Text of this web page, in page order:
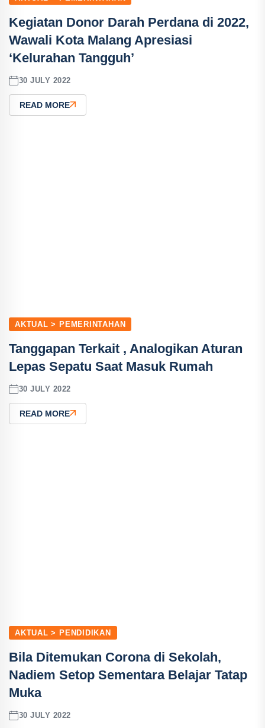
Kegiatan Donor Darah Perdana di 2022,
Wawali Kota Malang Apresiasi
‘Kelurahan Tangguh’
30 JULY 2022
READ MORE
AKTUAL > PEMERINTAHAN
Tanggapan Terkait , Analogikan Aturan
Lepas Sepatu Saat Masuk Rumah
30 JULY 2022
READ MORE
AKTUAL > PENDIDIKAN
Bila Ditemukan Corona di Sekolah,
Nadiem Setop Sementara Belajar Tatap
Muka
30 JULY 2022